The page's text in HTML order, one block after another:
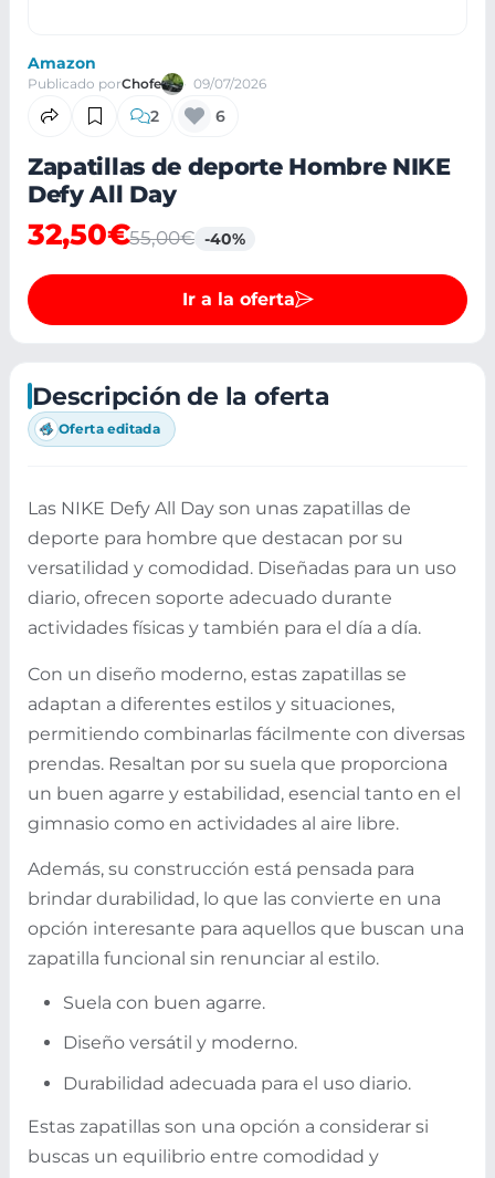
Amazon
Publicado porChofe 09/07/2026
2 6
Zapatillas de deporte Hombre NIKE
Defy All Day
32,50€55,00€ -40%
Ir a la oferta
Descripción de la oferta
Oferta editada
Las NIKE Defy All Day son unas zapatillas de
deporte para hombre que destacan por su
versatilidad y comodidad. Diseñadas para un uso
diario, ofrecen soporte adecuado durante
actividades físicas y también para el día a día.
Con un diseño moderno, estas zapatillas se
adaptan a diferentes estilos y situaciones,
permitiendo combinarlas fácilmente con diversas
prendas. Resaltan por su suela que proporciona
un buen agarre y estabilidad, esencial tanto en el
gimnasio como en actividades al aire libre.
Además, su construcción está pensada para
brindar durabilidad, lo que las convierte en una
opción interesante para aquellos que buscan una
zapatilla funcional sin renunciar al estilo.
Suela con buen agarre.
Diseño versátil y moderno.
Durabilidad adecuada para el uso diario.
Estas zapatillas son una opción a considerar si
buscas un equilibrio entre comodidad y